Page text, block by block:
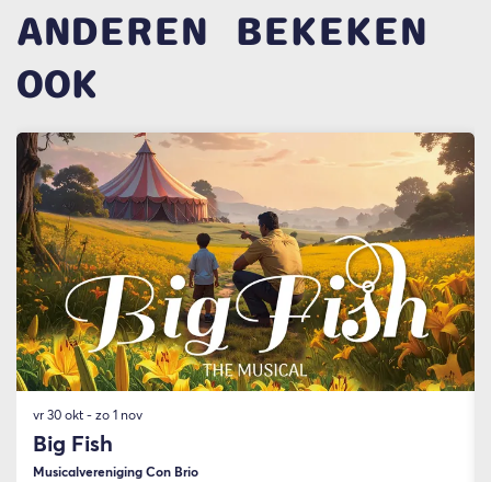
ANDEREN BEKEKEN
OOK
Big Fish
Musicalvereniging Con Brio
vr 30 okt - zo 1 nov